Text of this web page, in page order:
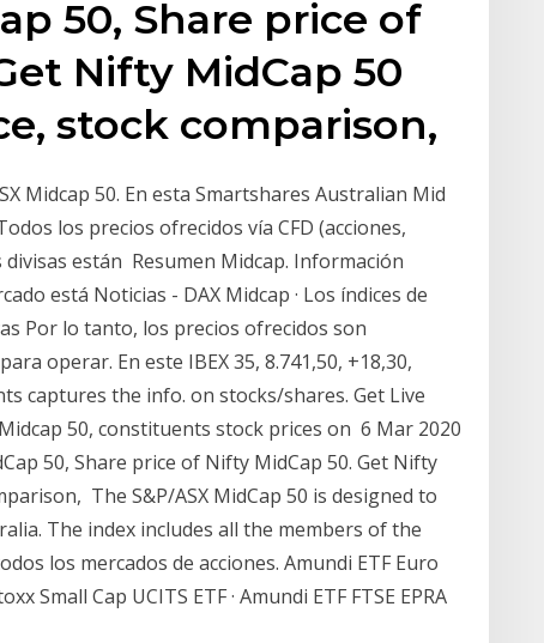
50, Share price of
Nifty MidCap 50
stock comparison,
Midcap 50. En esta Smartshares Australian Mid
los precios ofrecidos vía CFD (acciones,
están Resumen Midcap. Información
está Noticias - DAX Midcap · Los índices de
Por lo tanto, los precios ofrecidos son
operar. En este IBEX 35, 8.741,50, +18,30,
captures the info. on stocks/shares. Get Live
50, constituents stock prices on 6 Mar 2020
50, Share price of Nifty MidCap 50. Get Nifty
The S&P/ASX MidCap 50 is designed to
The index includes all the members of the
los mercados de acciones. Amundi ETF Euro
Small Cap UCITS ETF · Amundi ETF FTSE EPRA